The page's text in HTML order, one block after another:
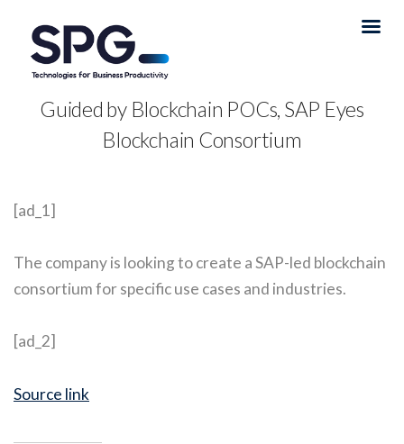
Guided by Blockchain POCs, SAP Eyes
Blockchain Consortium
[ad_1]
The company is looking to create a SAP-led blockchain
consortium for specific use cases and industries.
[ad_2]
Source link